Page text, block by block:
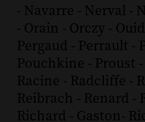
- Navarre - Nerval -
- Orain - Orczy -
Pergaud - Perrault -
Pouchkine - Proust -
Racine - Radcliffe -
Reibrach - Renard -
Richard - Gaston-